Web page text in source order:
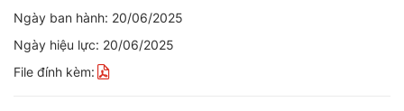
Ngày ban hành: 20/06/2025
Ngày hiệu lực: 20/06/2025
File đính kèm: